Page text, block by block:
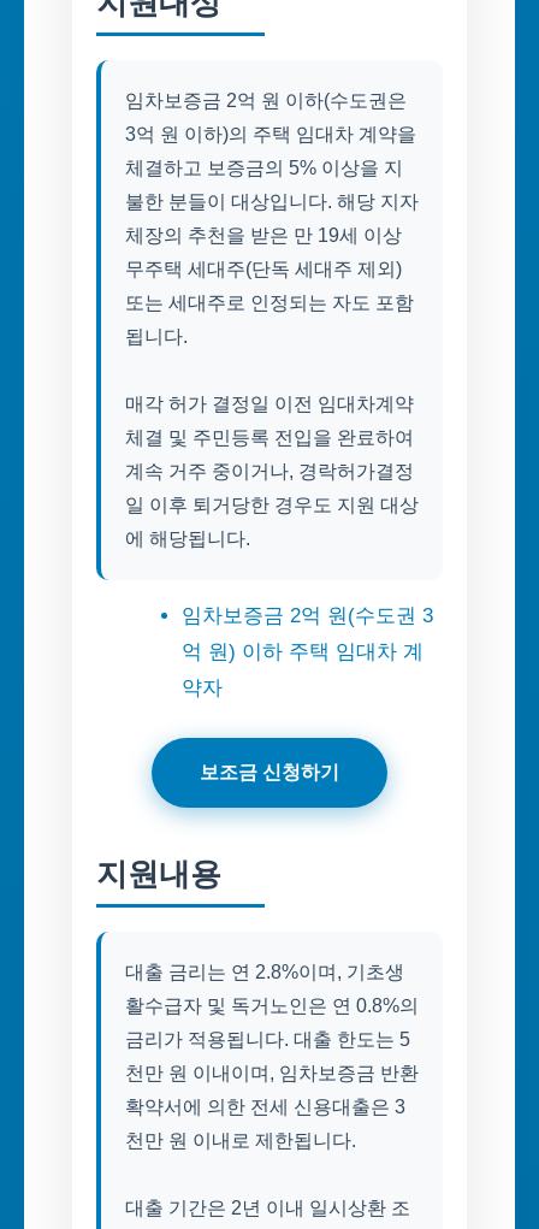
임차보증금 2억 원 이하(수도권은
3억 원 이하)의 주택 임대차 계약을
체결하고 보증금의 5% 이상을 지
불한 분들이 대상입니다. 해당 지자
체장의 추천을 받은 만 19세 이상
무주택 세대주(단독 세대주 제외)
또는 세대주로 인정되는 자도 포함
됩니다.
매각 허가 결정일 이전 임대차계약
체결 및 주민등록 전입을 완료하여
계속 거주 중이거나, 경락허가결정
일 이후 퇴거당한 경우도 지원 대상
에 해당됩니다.
임차보증금 2억 원(수도권 3
억 원) 이하 주택 임대차 계
약자
보조금 신청하기
지원내용
대출 금리는 연 2.8%이며, 기초생
활수급자 및 독거노인은 연 0.8%의
금리가 적용됩니다. 대출 한도는 5
천만 원 이내이며, 임차보증금 반환
확약서에 의한 전세 신용대출은 3
천만 원 이내로 제한됩니다.
대출 기간은 2년 이내 일시상환 조